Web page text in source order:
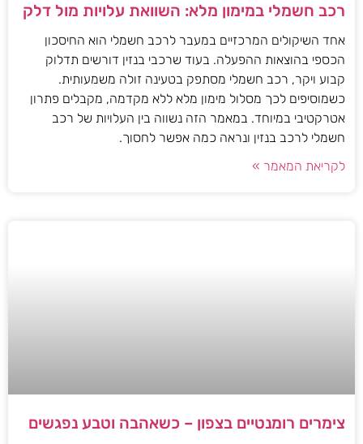
רכב חשמלי במימון מלא: השוואת עלויות מול דלק
אחד השיקולים המרכזיים במעבר לרכב חשמלי הוא החיסכון
הכספי בהוצאות ההפעלה. בעוד שרכבי בנזין דורשים תדלוק
קבוע ויקר, רכב חשמלי מסתפק בטעינה זולה משמעותית.
כשמוסיפים לכך מסלול מימון מלא ללא מקדמה, מקבלים פתרון
אטרקטיבי במיוחד. במאמר הזה נשווה בין העלויות של רכב
חשמלי לרכב בנזין ונראה כמה אפשר לחסוך.
לקריאת המאמר »
צימרים רומנטיים בצפון – כשאהבה וטבע נפגשים